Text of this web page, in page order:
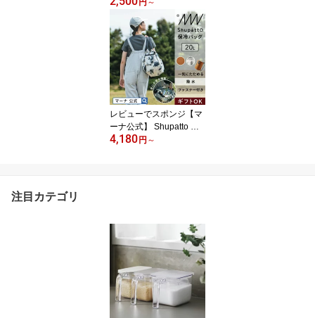
9L メッシュ エコバッグ
オシャレ 夏 プール ココ
ンパクト アウトドア サ
ブバッグ 普段使い ミニ
洗える ンパクト 小さめ
折りたたみ 簡単 軽い 軽
量 かわいい レビューで
スポンジ メンズ 父の日
ギフト
円 ～
レビューでスポンジ【マ
ーナ公式】 Shupatto シ
ュパット 保冷バッグ 折
いい シンプル 黒 レジバ
ッグ ギフト 送料無料
4,180 円 ～
注目カテゴリ